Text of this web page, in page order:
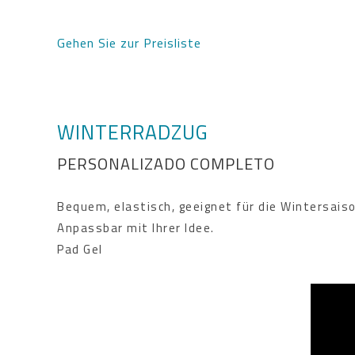
Gehen Sie zur Preisliste
WINTERRADZUG
PERSONALIZADO COMPLETO
Bequem, elastisch, geeignet für die
Anpassbar mit Ihrer Idee.
Pad Gel